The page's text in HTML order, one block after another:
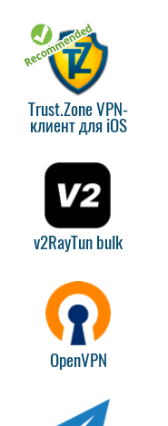
Trust.Zone VPN-
клиент для iOS
v2RayTun bulk
OpenVPN